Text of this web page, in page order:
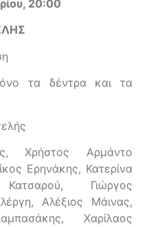
20:00
τα δέντρα και τα
Χρήστος Αρμάντο
Ερηνάκης, Κατερίνα
Γιώργος
Αλέξιος Μάινας,
Χαρίλαος